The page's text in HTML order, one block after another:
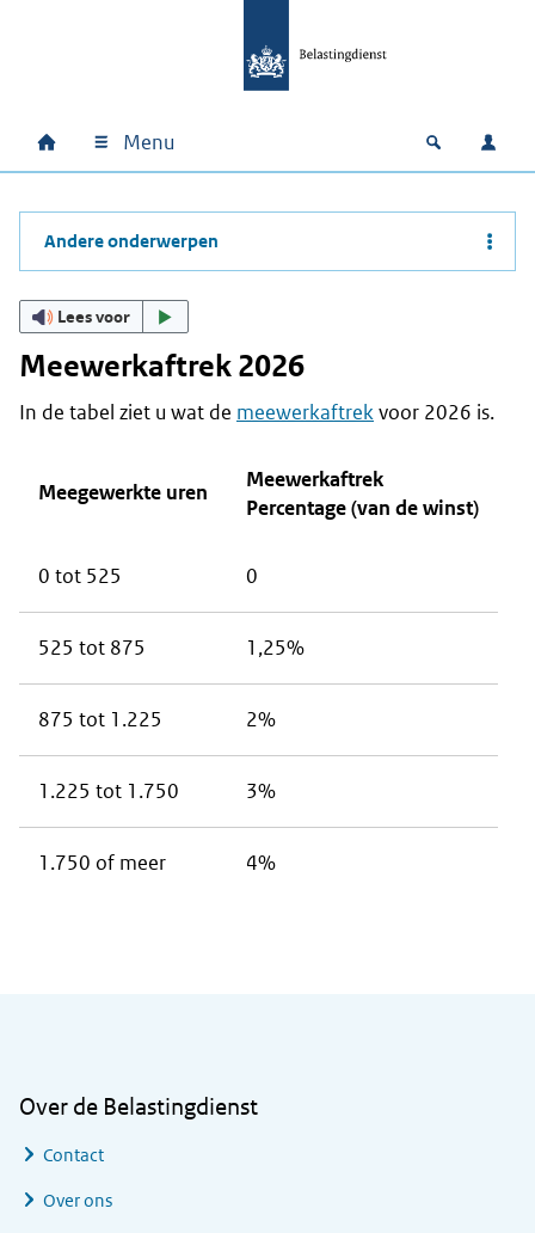
Hoofdnavigatie
Home Menu Open
Andere onderwerpen
Lees voor
Meewerkaftrek 2026
In de tabel ziet u wat de meewerkaftrekvoor 2026 is.
Meegewerkte uren
Meewerkaftrek
Percentage (van de winst)
0 tot 525 0
525 tot 875 1,25%
875 tot 1.225 2%
1.225 tot 1.750 3%
1.750 of meer 4%
Over de Belastingdienst
Contact
Over ons